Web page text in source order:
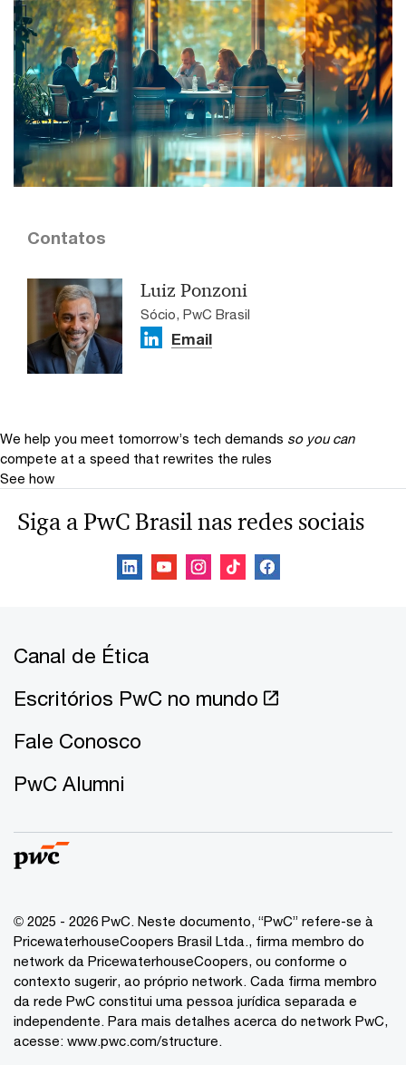
Contatos
Luiz Ponzoni
Sócio, PwC Brasil
Email
We help you meet tomorrow’s tech demands so you can
compete at a speed that rewrites the rules
See how
Siga a PwC Brasil nas redes sociais
Canal de Ética
Escritórios PwC no mundo
Fale Conosco
PwC Alumni
© 2025 - 2026 PwC. Neste documento, “PwC” refere-se à
PricewaterhouseCoopers Brasil Ltda., firma membro do
network da PricewaterhouseCoopers, ou conforme o
contexto sugerir, ao próprio network. Cada firma membro
da rede PwC constitui uma pessoa jurídica separada e
independente. Para mais detalhes acerca do network PwC,
acesse: www.pwc.com/structure.